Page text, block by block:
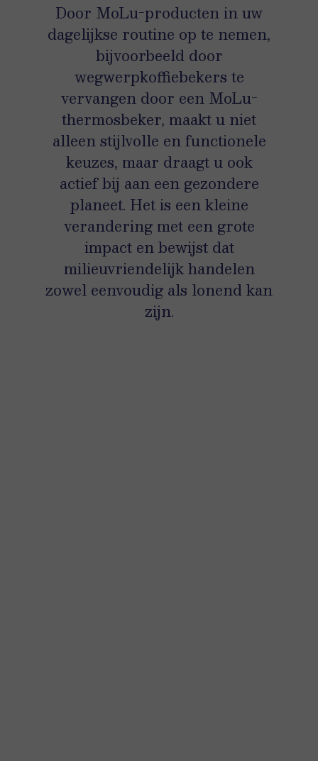
Door MoLu-producten in uw
dagelijkse routine op te nemen,
bijvoorbeeld door
wegwerpkoffiebekers te
vervangen door een MoLu-
thermosbeker, maakt u niet
alleen stijlvolle en functionele
keuzes, maar draagt u ook
actief bij aan een gezondere
planeet. Het is een kleine
verandering met een grote
impact en bewijst dat
milieuvriendelijk handelen
zowel eenvoudig als lonend kan
zijn.